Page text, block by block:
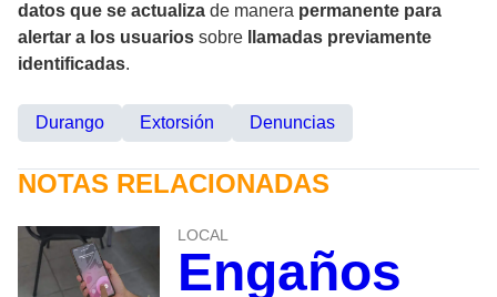
datos que se actualiza de manera permanente para
alertar a los usuarios sobre
llamadas previamente
identificadas.
Durango Extorsión Denuncias
NOTAS RELACIONADAS
LOCAL
Engaños